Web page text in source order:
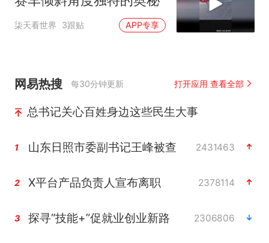
柒天看世界 3跟贴 APP专享
网易热搜 每30分钟更新 打开应用 查看全部
总书记关心百姓身边这些民生大事
1 山东日照市委副书记王峰被查 2431463
2 X平台产品负责人宣布离职 2378114
3 探寻“技能+”促就业创业新路 2306806